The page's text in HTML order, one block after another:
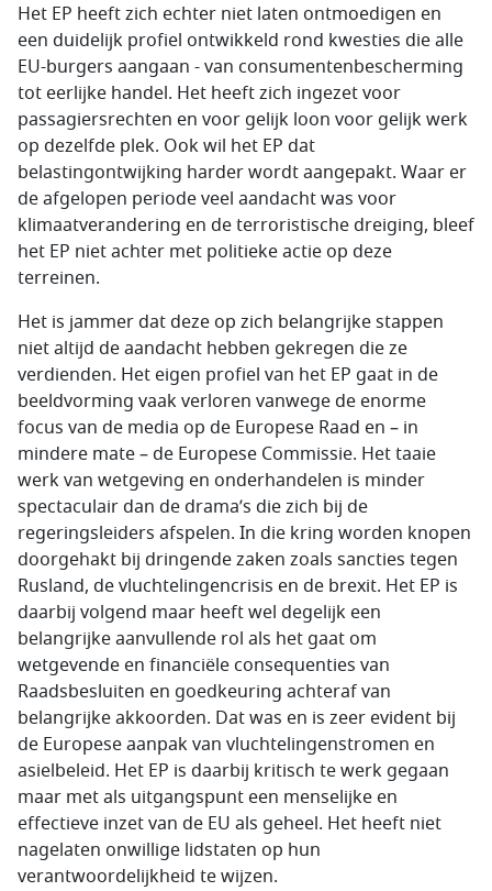
Het EP heeft zich echter niet laten ontmoedigen en
een duidelijk profiel ontwikkeld rond kwesties die alle
EU-burgers aangaan - van consumentenbescherming
tot eerlijke handel. Het heeft zich ingezet voor
passagiersrechten en voor gelijk loon voor gelijk werk
op dezelfde plek. Ook wil het EP dat
belastingontwijking harder wordt aangepakt. Waar er
de afgelopen periode veel aandacht was voor
klimaatverandering en de terroristische dreiging, bleef
het EP niet achter met politieke actie op deze
terreinen.
Het is jammer dat deze op zich belangrijke stappen
niet altijd de aandacht hebben gekregen die ze
verdienden. Het eigen profiel van het EP gaat in de
beeldvorming vaak verloren vanwege de enorme
focus van de media op de Europese Raad en – in
mindere mate – de Europese Commissie. Het taaie
werk van wetgeving en onderhandelen is minder
spectaculair dan de drama’s die zich bij de
regeringsleiders afspelen. In die kring worden knopen
doorgehakt bij dringende zaken zoals sancties tegen
Rusland, de vluchtelingencrisis en de brexit. Het EP is
daarbij volgend maar heeft wel degelijk een
belangrijke aanvullende rol als het gaat om
wetgevende en financiële consequenties van
Raadsbesluiten en goedkeuring achteraf van
belangrijke akkoorden. Dat was en is zeer evident bij
de Europese aanpak van vluchtelingenstromen en
asielbeleid. Het EP is daarbij kritisch te werk gegaan
maar met als uitgangspunt een menselijke en
effectieve inzet van de EU als geheel. Het heeft niet
nagelaten onwillige lidstaten op hun
verantwoordelijkheid te wijzen.